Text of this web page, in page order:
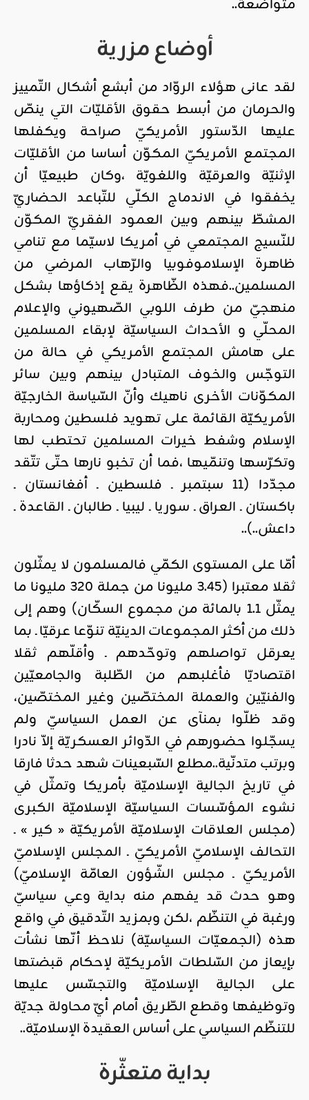
متواضعة..
أوضاع مزرية
لقد عانى هؤلاء الروّاد من أبشع أشكال التّمييز
والحرمان من أبسط حقوق الأقليّات التي ينصّ
عليها الدّستور الأمريكيّ صراحة ويكفلها
المجتمع الأمريكيّ المكوّن أساسا من الأقليّات
الإثنيّة والعرقيّة واللغويّة ،وكان طبيعيّا أن
يخفقوا في الاندماج الكلّي للتّباعد الحضاريّ
المشطّ بينهم وبين العمود الفقريّ المكوّن
للنّسيج المجتمعي في أمريكا لاسيّما مع تنامي
ظاهرة الإسلاموفوبيا والرّهاب المرضي من
المسلمين..فهذه الظّاهرة يقع إذكاؤها بشكل
منهجيّ من طرف اللوبي الصّهيوني والإعلام
المحلّي و الأحداث السياسيّة لإبقاء المسلمين
على هامش المجتمع الأمريكي في حالة من
التوجّس والخوف المتبادل بينهم وبين سائر
المكوّنات الأخرى ناهيك وأنّ السّياسة الخارجيّة
الأمريكيّة القائمة على تهويد فلسطين ومحاربة
الإسلام وشفط خيرات المسلمين تحتطب لها
وتكرّسها وتنمّيها ،فما أن تخبو نارها حتّى تتّقد
مجدّدا (11 سبتمبر ـ فلسطين ـ أفغانستان ـ
باكستان ـ العراق ـ سوريا ـ ليبيا ـ طالبان ـ القاعدة ـ
داعش..)..
أمّا على المستوى الكمّي فالمسلمون لا يمثّلون
ثقلا معتبرا (3.45 مليونا من جملة 320 مليونا ما
يمثّل 1.1 بالمائة من مجموع السكّان) وهم إلى
ذلك من أكثر المجموعات الدينيّة تنوّعا عرقيّا ـ بما
يعرقل تواصلهم وتوحّدهم ـ وأقلّهم ثقلا
اقتصاديّا فأغلبهم من الطّلبة والجامعيّين
والفنيّين والعملة المختصّين وغير المختصّين،
وقد ظلّوا بمنآى عن العمل السياسيّ ولم
يسجّلوا حضورهم في الدّوائر العسكريّة إلاّ نادرا
وبرتب متدنّية..مطلع السّبعينات شهد حدثا فارقا
في تاريخ الجالية الإسلاميّة بأمريكا وتمثّل في
نشوء المؤسّسات السياسيّة الإسلاميّة الكبرى
(مجلس العلاقات الإسلاميّة الأمريكيّة « كير » ـ
التحالف الإسلاميّ الأمريكيّ ـ المجلس الإسلاميّ
الأمريكيّ ـ مجلس الشّؤون العامّة الإسلاميّ)
وهو حدث قد يفهم منه بداية وعي سياسيّ
ورغبة في التنظّم ،لكن وبمزيد التّدقيق في واقع
هذه (الجمعيّات السياسيّة) نلاحظ أنّها نشأت
بإيعاز من السّلطات الأمريكيّة لإحكام قبضتها
على الجالية الإسلاميّة والتجسّس عليها
وتوظيفها وقطع الطّريق أمام أيّ محاولة جديّة
للتنظّم السياسي على أساس العقيدة الإسلاميّة..
بداية متعثّرة